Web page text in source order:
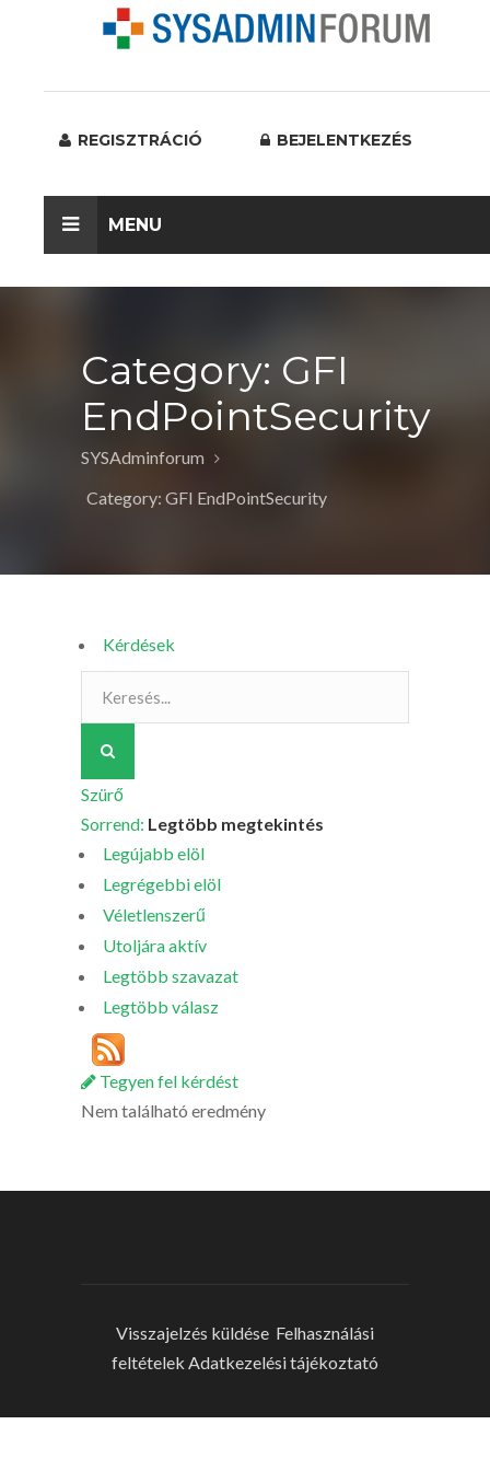
REGISZTRÁCIÓ BEJELENTKEZÉS
MENU
Category: GFI
EndPointSecurity
SYSAdminforum
Category: GFI EndPointSecurity
Kérdések
Szürő
Sorrend: Legtöbb megtekintés
Legújabb elöl
Legrégebbi elöl
Véletlenszerű
Utoljára aktív
Legtöbb szavazat
Legtöbb válasz
Tegyen fel kérdést
Nem található eredmény
Visszajelzés küldése Felhasználási
feltételek Adatkezelési tájékoztató